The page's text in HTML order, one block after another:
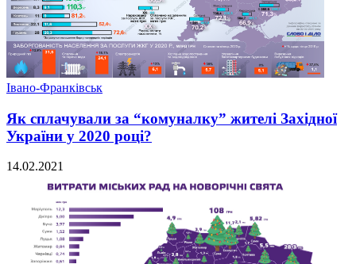
Івано-Франківськ
Як сплачували за “комуналку” жителі Західної
України у 2020 році?
14.02.2021